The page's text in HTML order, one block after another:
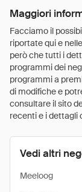
Maggiori
Facciamo il
riportate qui e
però che tutti i
programmi dei
programmi a
di modifiche e
consultare il sito
recenti e i dettagli
Vedi altri
Meeloog